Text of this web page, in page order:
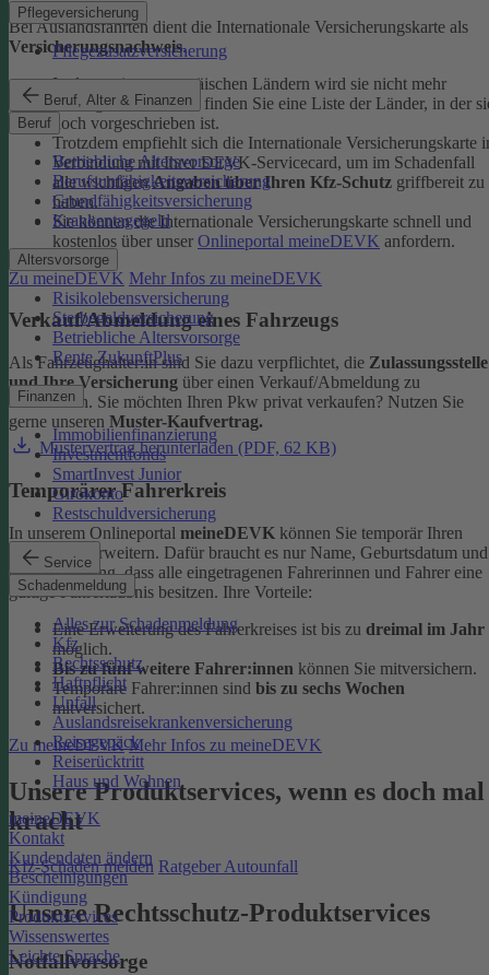
Pflegeversicherung
Pflegezusatzversicherung
Beruf, Alter & Finanzen
Beruf
Betriebliche Altersvorsorge
Berufsunfähigkeitsversicherung
Grundfähigkeitsversicherung
Krankentagegeld
Altersvorsorge
Risikolebensversicherung
Sterbegeldversicherung
Betriebliche Altersvorsorge
Rente ZukunftPlus
Finanzen
Immobilienfinanzierung
Investmentfonds
SmartInvest Junior
Girokonto
Restschuldversicherung
Service
Schadenmeldung
Alles zur Schadenmeldung
Kfz
Rechtsschutz
Haftpflicht
Unfall
Auslandsreisekrankenversicherung
Reisegepäck
Reiserücktritt
Haus und Wohnen
meineDEVK
Kontakt
Kundendaten ändern
Bescheinigungen
Kündigung
Produktservices
Wissenswertes
Leichte Sprache
Bei Auslandsfahrten dient die Internationale Versicherungskarte als
Versicherungsnachweis.
In den meisten europäischen Ländern wird sie nicht mehr
verlangt. In denFAQ
finden Sie eine Liste der Länder, in der
noch vorgeschrieben ist.
Trotzdem empfiehlt sich die Internationale Versicherungskarte
Verbindung mit Ihrer DEVK-Servicecard, um im Schadenfall
alle wichtigenAngaben über Ihren Kfz-Schutz griffbereit zu
haben.
Sie können die Internationale Versicherungskarte schnell und
kostenlos über unser Onlineportal meineDEVK anfordern.
Zu meineDEVK Mehr Infos zu meineDEVK
Verkauf/Abmeldung eines Fahrzeugs
Als Fahrzeughalter:in sind Sie dazu verpflichtet, die Zulassungsstelle
und Ihre Versicherung über einen Verkauf/Abmeldung zu
informieren. Sie möchten Ihren Pkw privat verkaufen? Nutzen Sie
gerne unseren Muster-Kaufvertrag.
Mustervertrag herunterladen (PDF, 62 KB)
Temporärer Fahrerkreis
In unserem Onlineportal meineDEVK können Sie temporär Ihren
Fahrerkreis erweitern. Dafür braucht es nur Name, Geburtsdatum und
die Bestätigung, dass alle eingetragenen Fahrerinnen und Fahrer eine
gültige Fahrerlaubnis besitzen. Ihre Vorteile:
Eine Erweiterung des Fahrerkreises ist bis zu dreimal im Jahr
möglich.
Bis zu fünf weitere Fahrer:innen können Sie mitversichern.
Temporäre Fahrer:innen sind bis zu sechs Wochen
mitversichert.
Zu meineDEVK Mehr Infos zu meineDEVK
Unsere Produktservices, wenn es doch mal
kracht
Kfz-Schaden melden Ratgeber Autounfall
Unsere Rechtsschutz-Produktservices
Notfallvorsorge